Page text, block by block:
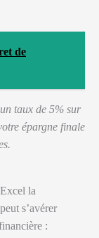
de
taux de 5% sur
épargne finale
la
s’avérer
: